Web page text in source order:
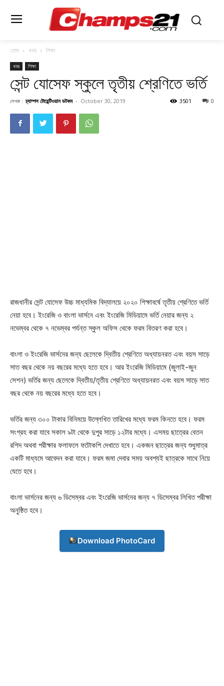
হোম খবর শিক্ষা
খবর শিক্ষা
সেন্ট যোসেফ স্কুলে তৃতীয় শ্রেণিতে ভর্তি
লেখক : চ্যাম্পস টোয়েন্টিওয়ান ডটকম - October 30, 2019 0
3501
রাজধানীর সেন্ট যোসেফ উচ্চ মাধ্যমিক বিদ্যালয়ে ২০২০ শিক্ষাবর্ষে তৃতীয় শ্রেণিতে ভর্তি
নেয়া হবে। ইংরেজি ও বাংলা ভার্সনে এবং ইংরেজি মিডিয়ামে ভর্তি নেয়ার জন্য ২
নভেম্বর থেকে ৭ নভেম্বর পর্যন্ত স্কুল অফিস থেকে ফরম বিতরণ করা হবে।
বাংলা ও ইংরেজি ভার্সনের জন্য ছেলেকে দ্বিতীয় শ্রেণিতে অধ্যায়নরত এবং বয়স সাড়ে
সাত বছর থেকে নয় বছরের মধ্যে হতে হবে। আর ইংরেজি মিডিয়ামে (জুলাই-জুন
সেশন) ভর্তির জন্য ছেলেকে দ্বিতীয়/তৃতীয় শ্রেণিতে অধ্যায়নরত এবং বয়স সাড়ে সাত
বছর থেকে নয় বছরের মধ্যে হতে হবে।
ভর্তির জন্য ৩০০ টাকার বিনিময়ে উল্লেখিত তারিখের মধ্যে ফরম কিনতে হবে। ফরম
সংগ্রহ করা যাবে সকাল ৯টা থেকে দুপুর সাড়ে ১২টার মধ্যে। এসময় ছাত্রের বেতন
রশিদ অথবা পরীক্ষার ফলাফলে ফটোকপি দেখাতে হবে। একজন ছাত্রের জন্য শুধুমাত্র
একটি মাধ্যমে আবেদন করা যাবে। ফরম জমা দেবার সময় অবশ্যই ছাত্রকে সাথে নিয়ে
যেতে হবে।
বাংলা ভার্সনের জন্য ৬ ডিসেম্বর এবং ইংরেজি ভার্সনের জন্য ৭ ডিসেম্বর লিখিত পরীক্ষা
অনুষ্ঠিত হবে।
Download PhotoCard